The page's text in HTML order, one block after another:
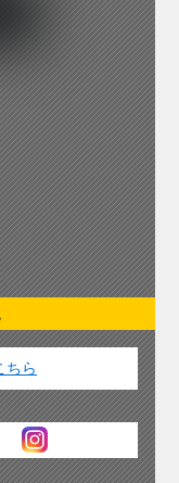
ちら